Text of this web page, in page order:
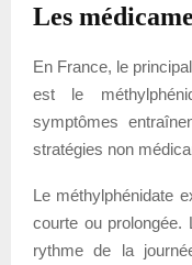
Les
En France, le
est le
symptômes
stratégies non
Le méthylphénidate
courte ou
rythme de la